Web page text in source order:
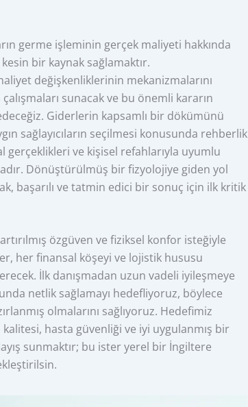
germe işleminin gerçek maliyeti hakkında
bir kaynak sağlamaktır.
değişkenliklerinin mekanizmalarını
sunacak ve bu önemli kararın
Giderlerin kapsamlı bir dökümünü
sağlayıcıların seçilmesi konusunda rehberlik
ve kişisel refahlarıyla uyumlu
Dönüştürülmüş bir fizyolojiye giden yol
başarılı ve tatmin edici bir sonuç için ilk kritik
özgüven ve fiziksel konfor isteğiyle
her finansal köşeyi ve lojistik hususu
İlk danışmadan uzun vadeli iyileşmeye
netlik sağlamayı hedefliyoruz, böylece
olmalarını sağlıyoruz. Hedefimiz
hasta güvenliği ve iyi uygulanmış bir
sunmaktır; bu ister yerel bir İngiltere